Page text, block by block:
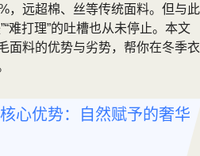
，远超棉、丝等传统面料。但与此
难打理”的吐槽也从未停止。本文
面料的优势与劣势，帮你在冬季衣
心优势：自然赋予的奢华